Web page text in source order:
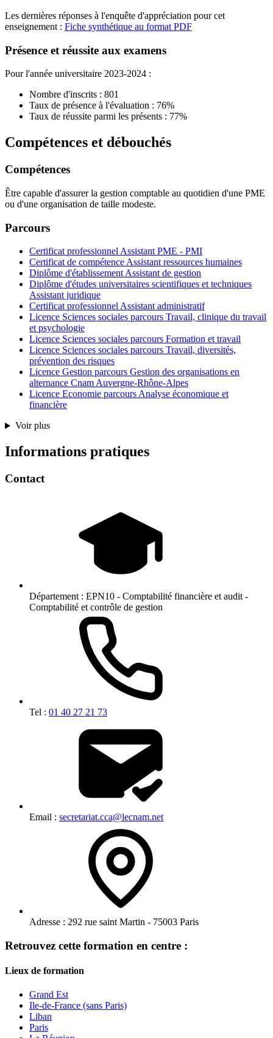
Les dernières réponses à l'enquête d'appréciation pour cet
enseignement : Fiche synthétique au format PDF
Présence et réussite aux examens
Pour l'année universitaire 2023-2024 :
Nombre d'inscrits : 801
Taux de présence à l'évaluation : 76%
Taux de réussite parmi les présents : 77%
Compétences et débouchés
Compétences
Être capable d'assurer la gestion comptable au quotidien d'une PME
ou d'une organisation de taille modeste.
Parcours
Certificat professionnel Assistant PME - PMI
Certificat de compétence Assistant ressources humaines
Diplôme d'établissement Assistant de gestion
Diplôme d'études universitaires scientifiques et techniques
Assistant juridique
Certificat professionnel Assistant administratif
Licence Sciences sociales parcours Travail, clinique du travail
et psychologie
Licence Sciences sociales parcours Formation et travail
Licence Sciences sociales parcours Travail, diversités,
prévention des risques
Licence Gestion parcours Gestion des organisations en
alternance Cnam Auvergne-Rhône-Alpes
Licence Economie parcours Analyse économique et
financière
Voir plus
Informations pratiques
Contact
Département : EPN10 - Comptabilité financière et audit -
Comptabilité et contrôle de gestion
Tel : 01 40 27 21 73
Email : secretariat.cca@lecnam.net
Adresse : 292 rue saint Martin - 75003 Paris
Retrouvez cette formation en centre :
Lieux de formation
Grand Est
Ile-de-France (sans Paris)
Liban
Paris